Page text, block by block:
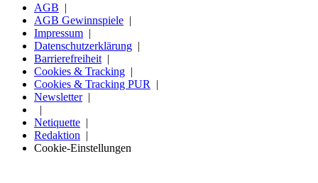
AGB
AGB Gewinnspiele
Impressum
Datenschutzerklärung
Barrierefreiheit
Cookies & Tracking
Cookies & Tracking PUR
Newsletter
Netiquette
Redaktion
Cookie-Einstellungen